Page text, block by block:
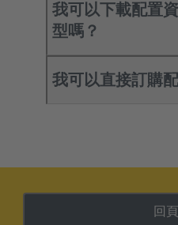
我可以下載配置
型嗎？
我可以直接訂購
回